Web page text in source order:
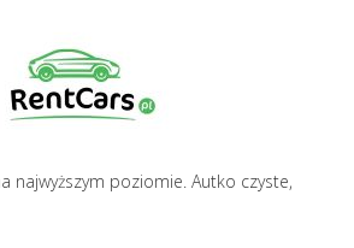
najwyższym poziomie. Autko czyste,